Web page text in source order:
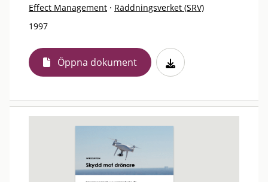
Effect Management · Räddningsverket (SRV)
1997
Öppna dokument